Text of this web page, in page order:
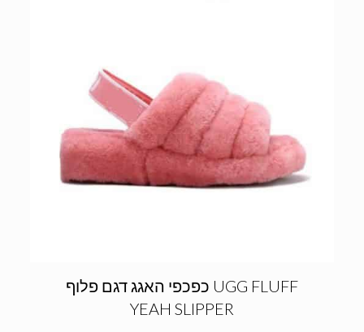
כפכפי האגג דגם פלוף UGG FLUFF
YEAH SLIPPER